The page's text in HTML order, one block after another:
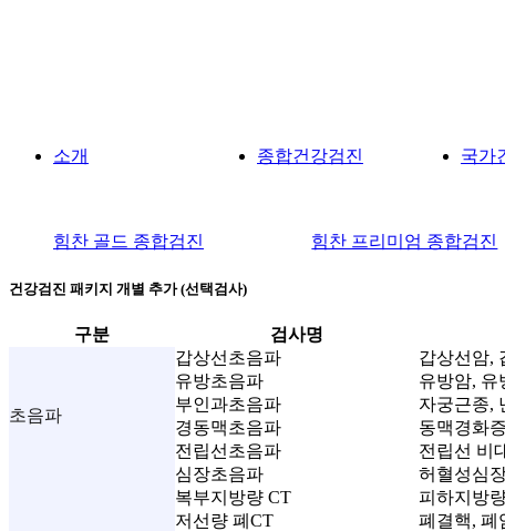
소개 종합건강검진 국가
힘찬 골드 종합검진 힘찬 프리미엄 종합검진
건강검진 패키지 개별 추가 (선택검사)
초음파
갑상선초음파 갑상선암,
유방초음파
유방암, 유
부인과초음파
자궁근종,
경동맥초음파
동맥경화
전립선초음파
전립선 비
심장초음파
허혈성심
복부지방량 CT 피하지방
저선량 폐CT
폐결핵, 폐
구분 검사명